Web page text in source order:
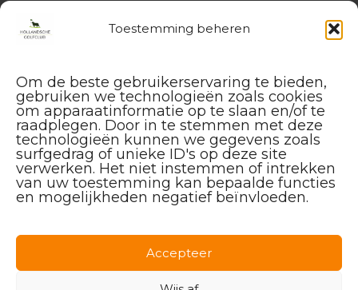
Toestemming beheren
Om de beste gebruikerservaring te bieden,
gebruiken we technologieën zoals cookies
om apparaatinformatie op te slaan en/of te
raadplegen. Door in te stemmen met deze
technologieën kunnen we gegevens zoals
surfgedrag of unieke ID's op deze site
verwerken. Het niet instemmen of intrekken
van uw toestemming kan bepaalde functies
en mogelijkheden negatief beïnvloeden.
Accepteer
Instagram